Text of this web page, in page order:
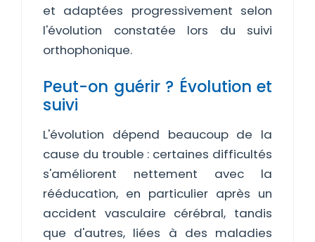
et adaptées progressivement selon
l'évolution constatée lors du suivi
orthophonique.
Peut-on guérir ? Évolution et
suivi
L'évolution dépend beaucoup de la
cause du trouble : certaines difficultés
s'améliorent nettement avec la
rééducation, en particulier après un
accident vasculaire cérébral, tandis
que d'autres, liées à des maladies